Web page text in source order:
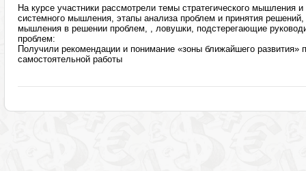
На курсе участники рассмотрели темы стратегического мышления и
системного мышления, этапы анализа проблем и принятия решений,
мышления в решении проблем, , ловушки, подстерегающие
проблем:
Получили рекомендации и понимание «зоны ближайшего развития»
самостоятельной работы